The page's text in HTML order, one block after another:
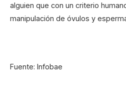
alguien que con un criterio
manipulación de óvulos y
Fuente: Infobae